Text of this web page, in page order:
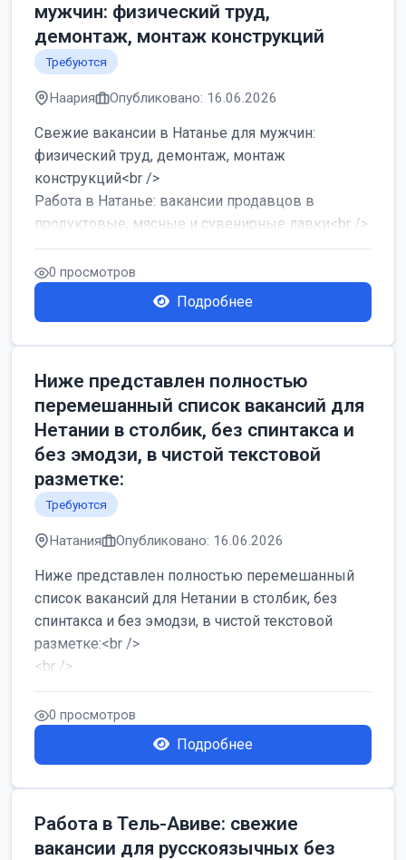
мужчин: физический труд,
демонтаж, монтаж конструкций
Требуются
Наария Опубликовано: 16.06.2026
Свежие вакансии в Натанье для мужчин:
физический труд, демонтаж, монтаж
конструкций<br />
Работа в Натанье: вакансии продавцов в
продуктовые, мясные и сувенирные лавки<br />
Разнорабочий на сборку м...
0 просмотров
Подробнее
Ниже представлен полностью
перемешанный список вакансий для
Нетании в столбик, без спинтакса и
без эмодзи, в чистой текстовой
разметке:
Требуются
Натания Опубликовано: 16.06.2026
Ниже представлен полностью перемешанный
список вакансий для Нетании в столбик, без
спинтакса и без эмодзи, в чистой текстовой
разметке:<br />
<br />
Работа в Нетании на мебельном производстве:
требу...
0 просмотров
Подробнее
Работа в Тель-Авиве: свежие
вакансии для русскоязычных без